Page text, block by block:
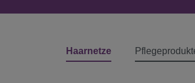
Haarnetze